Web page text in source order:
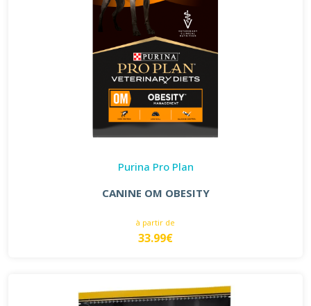
Purina Pro Plan
CANINE OM OBESITY
à partir de
33.99€